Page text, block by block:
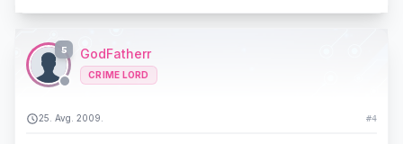
5 GodFatherr
CRIME LORD
25. Avg. 2009. #4